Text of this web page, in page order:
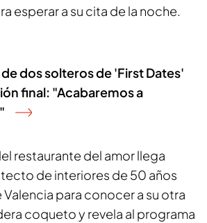
esperar a su cita de la noche.
dos solteros de 'First Dates'
final: "Acabaremos a
restaurante del amor llega
de interiores de 50 años
para conocer a su otra
coqueto y revela al programa